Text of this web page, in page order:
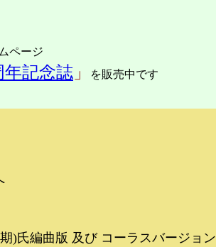
ページ
年記念誌 」 を販売中です
)氏編曲版 及び コーラスバージョン